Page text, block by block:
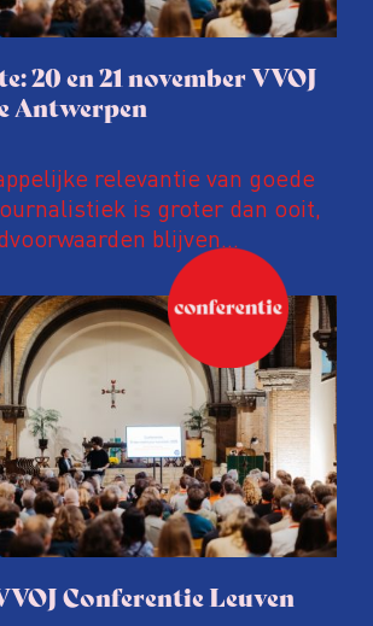
20 en 21 november VVOJ
Antwerpen
relevantie van goede
is groter dan ooit,
blijven
de komende VVOJ
we in De
werkelijkheid: een eerlijke
op de staat van ons vak.
Conferentie Leuven